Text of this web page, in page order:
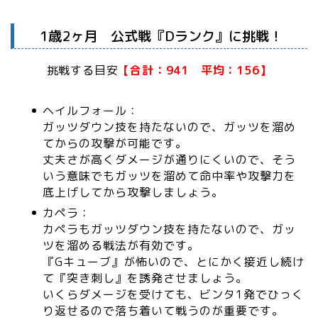
1歳2ヶ月 公式戦『Dランク』に挑戦！
挑戦する目安 【合計：941 平均：156】
ヘイルフォール：
ガッツダウン技を持たないので、ガッツを溜め
てからの攻撃が可能です。
丈夫さが高くダメージが通りにくいので、そう
いう意味でもガッツを溜めて命中率や攻撃力を
底上げしてから攻撃しましょう。
カペラ：
カペラもガッツダウン技を持たないので、ガッ
ツを溜める戦法が有効です。
『Gキューブ』が怖いので、とにかく接近し続け
て『突き刺し』を誘発させましょう。
いくらダメージを受けても、ビンタ1発でひっく
り返せるので落ち着いて戦うのが重要です。